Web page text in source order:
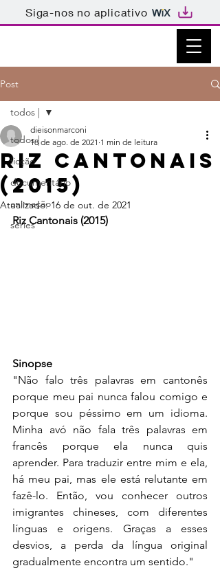
Siga-nos no aplicativo
Post
todos |
ficção
documentário
animação
séries
todos |
Riz Cantonais
(2015)
dieisonmarconi
18 de ago. de 2021 1 min de leitura
Atualizado:16 de out. de 2021
Riz Cantonais (2015)
Sinopse
"Não falo três palavras em cantonês
porque meu pai nunca falou comigo e
porque sou péssimo em um idioma.
Minha avó não fala três palavras em
francês porque ela nunca quis
aprender. Para traduzir entre mim e ela,
há meu pai, mas ele está relutante em
fazê-lo. Então, vou conhecer outros
imigrantes chineses, com diferentes
línguas e origens. Graças a esses
desvios, a perda da língua original
gradualmente encontra um sentido."